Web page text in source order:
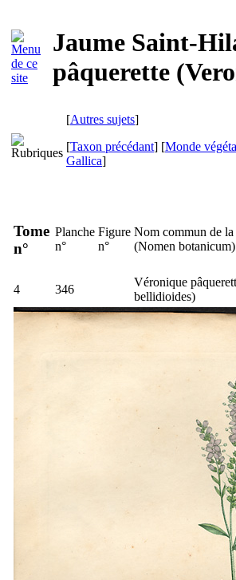
Jaume Saint-
pâquerette
[Autres sujets]
[Taxon précédant] [Monde
Gallica]
Tome
n°
Planche
n°
Figure
n°
Nom commun de la
(Nomen botanicum)
4 346
Véronique
bellidioides)